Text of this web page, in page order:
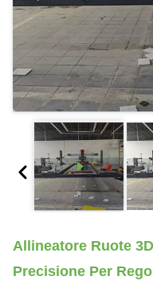
Allineatore Ruote
Precisione Per